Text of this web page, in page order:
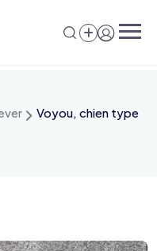
Voyou, chien type